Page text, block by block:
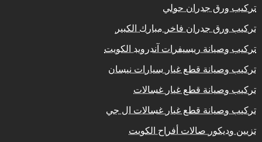
تركيب ورق جدران حولي
تركيب ورق جدران فاخر مبارك الكبير
تركيب وصيانة ريسيفرات آندرويد الكويت
تركيب وصيانة قطع غيار سيارات نيسان
تركيب وصيانة قطع غيار غسالات
تركيب وصيانة قطع غيار غسالات ال جي
تزيين وديكور صالات أفراح الكويت